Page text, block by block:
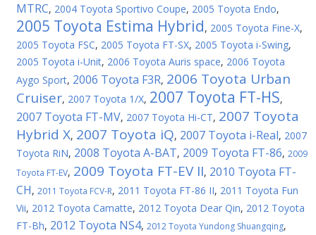
MTRC, 2004 Toyota Sportivo Coupe, 2005 Toyota Endo,
2005 Toyota Estima Hybrid, 2005 Toyota Fine-X,
2005 Toyota FSC, 2005 Toyota FT-SX, 2005 Toyota i-Swing,
2005 Toyota i-Unit, 2006 Toyota Auris space, 2006 Toyota
Aygo Sport, 2006 Toyota F3R, 2006 Toyota Urban
Cruiser, 2007 Toyota 1/X, 2007 Toyota FT-HS,
2007 Toyota FT-MV, 2007 Toyota Hi-CT, 2007 Toyota
Hybrid X, 2007 Toyota iQ, 2007 Toyota i-Real, 2007
Toyota RiN, 2008 Toyota A-BAT, 2009 Toyota FT-86, 2009
Toyota FT-EV, 2009 Toyota FT-EV II, 2010 Toyota FT-
CH, 2011 Toyota FCV-R, 2011 Toyota FT-86 II, 2011 Toyota Fun
Vii, 2012 Toyota Camatte, 2012 Toyota Dear Qin, 2012 Toyota
FT-Bh, 2012 Toyota NS4, 2012 Toyota Yundong Shuangqing,